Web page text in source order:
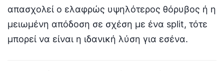
απασχολεί ο ελαφρώς υψηλότερος θόρυβος ή η
μειωμένη απόδοση σε σχέση με ένα split, τότε
μπορεί να είναι η ιδανική λύση για εσένα.